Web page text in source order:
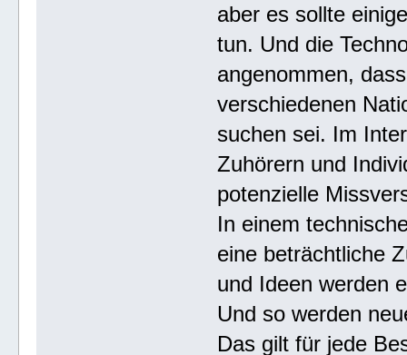
aber es sollte
tun. Und die
angenommen,
verschiedenen
suchen sei. Im
Zuhörern und
potenzielle
In einem
eine beträchtliche
und Ideen werden
Und so werden
Das gilt für jede